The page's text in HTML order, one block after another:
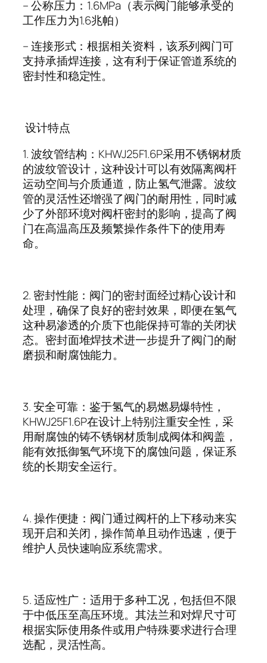
–公称压力： 1.6MPa （表示阀门能够承受的
工作压力为1.6兆帕）
–连接形式：根据相关资料，该系列阀门可
支持承插焊连接，这有利于保证管道系统的
密封性和稳定性。
设计特点
1.波纹管结构： KHWJ25F1.6P采用不锈钢材质
的波纹管设计，这种设计可以有效隔离阀杆
运动空间与介质通道，防止氢气泄露。波纹
管的灵活性还增强了阀门的耐用性，同时减
少了外部环境对阀杆密封的影响，提高了阀
门在高温高压及频繁操作条件下的使用寿
命。
2. 密封性能：阀门的密封面经过精心设计和
处理，确保了良好的密封效果，即便在氢气
这种易渗透的介质下也能保持可靠的关闭状
态。密封面堆焊技术进一步提升了阀门的耐
磨损和耐腐蚀能力。
3.安全可靠：鉴于氢气的易燃易爆特性，
KHWJ25F1.6P在设计上特别注重安全性，采
用耐腐蚀的铸不锈钢材质制成阀体和阀盖，
能有效抵御氢气环境下的腐蚀问题，保证系
统的长期安全运行。
4.操作便捷：阀门通过阀杆的上下移动来实
现开启和关闭，操作简单且动作迅速，便于
维护人员快速响应系统需求。
5.适应性广：适用于多种工况，包括但不限
于中低压至高压环境。其法兰和对焊尺寸可
根据实际使用条件或用户特殊要求进行合理
选配，灵活性高。